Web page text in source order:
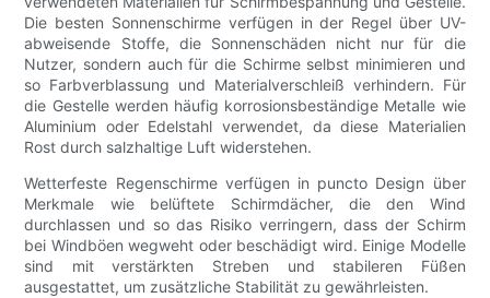
Die besten Sonnenschirme verfügen in der Regel über UV-
abweisende Stoffe, die Sonnenschäden nicht nur für die
Nutzer, sondern auch für die Schirme selbst minimieren und
so Farbverblassung und Materialverschleiß verhindern. Für
die Gestelle werden häufig korrosionsbeständige Metalle wie
Aluminium oder Edelstahl verwendet, da diese Materialien
Rost durch salzhaltige Luft widerstehen.
Wetterfeste Regenschirme verfügen in puncto Design über
Merkmale wie belüftete Schirmdächer, die den Wind
durchlassen und so das Risiko verringern, dass der Schirm
bei Windböen wegweht oder beschädigt wird. Einige Modelle
sind mit verstärkten Streben und stabileren Füßen
ausgestattet, um zusätzliche Stabilität zu gewährleisten.